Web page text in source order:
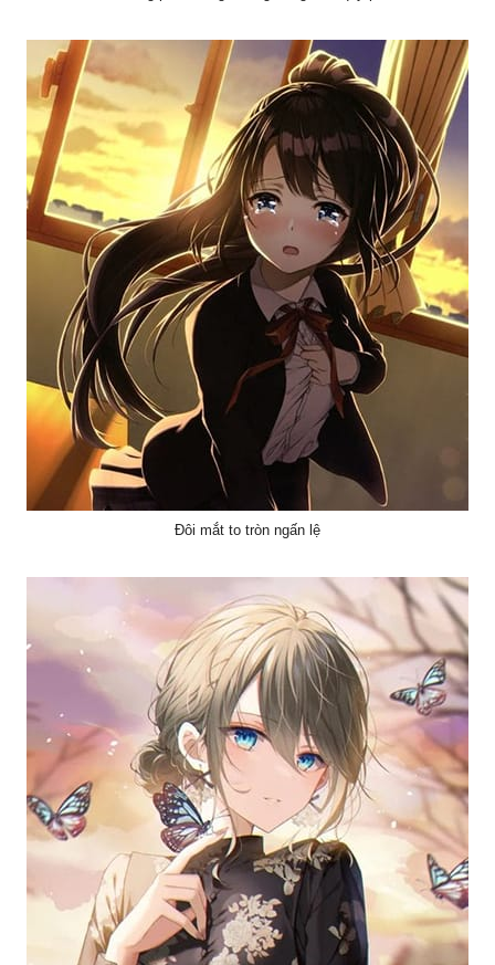
Đôi mắt to tròn ngấn lệ